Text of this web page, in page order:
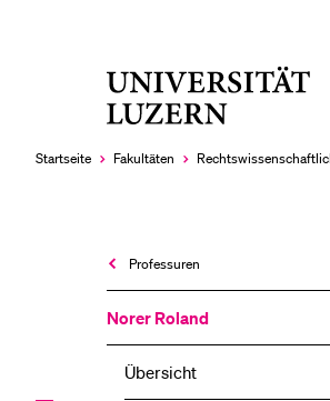
Startseite
Fakultäten
Professuren
Norer Roland
Übersicht
LETZTE SUCHEN
Sie haben noch keine Suche